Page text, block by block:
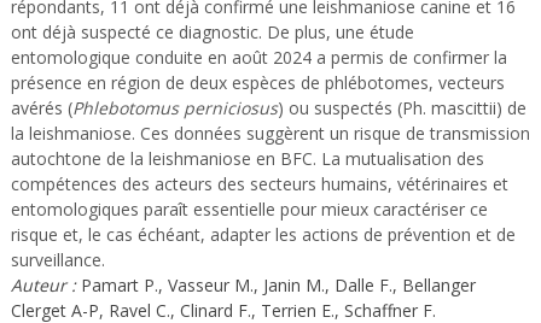
répondants, 11 ont déjà confirmé une leishmaniose canine et 16
ont déjà suspecté ce diagnostic. De plus, une étude
entomologique conduite en août 2024 a permis de confirmer la
présence en région de deux espèces de phlébotomes, vecteurs
avérés (Phlebotomus perniciosus) ou suspectés (Ph. mascittii) de
la leishmaniose. Ces données suggèrent un risque de transmission
autochtone de la leishmaniose en BFC. La mutualisation des
compétences des acteurs des secteurs humains, vétérinaires et
entomologiques paraît essentielle pour mieux caractériser ce
risque et, le cas échéant, adapter les actions de prévention et de
surveillance.
Auteur :Pamart P., Vasseur M., Janin M., Dalle F., Bellanger
Clerget A-P, Ravel C., Clinard F., Terrien E., Schaffner F.